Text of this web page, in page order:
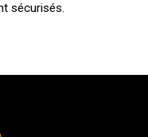
sécurisés.